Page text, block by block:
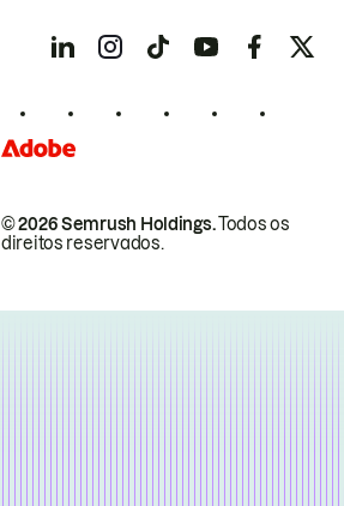
© 2026 Semrush Holdings.Todos os
direitos reservados.